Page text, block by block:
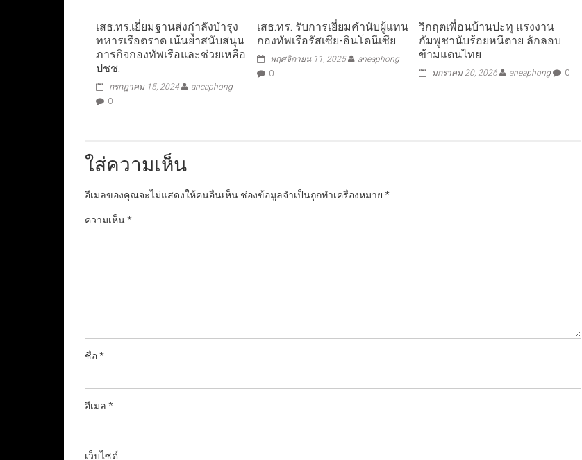
เสธ.ทร.เยี่ยมฐานส่งกำลังบำรุง
ทหารเรือตราด เน้นย้ำสนับสนุน
ภารกิจกองทัพเรือและช่วยเหลือ
ปชช.
กรกฎาคม 15, 2024
aneaphong
0
เสธ.ทร. รับการเยี่ยมคำนับผู้แทน
กองทัพเรือรัสเซีย-อินโดนีเซีย
พฤศจิกายน 11, 2025
aneaphong
0
วิกฤตเพื่อนบ้านปะทุ แรงงาน
กัมพูชานับร้อยหนีตาย ลักลอบ
ข้ามแดนไทย
มกราคม 20, 2026 aneaphong 0
ใส่ความเห็น
อีเมลของคุณจะไม่แสดงให้คนอื่นเห็น ช่องข้อมูลจำเป็นถูกทำเครื่องหมาย *
ความเห็น*
ชื่อ*
อีเมล *
เว็บไซต์